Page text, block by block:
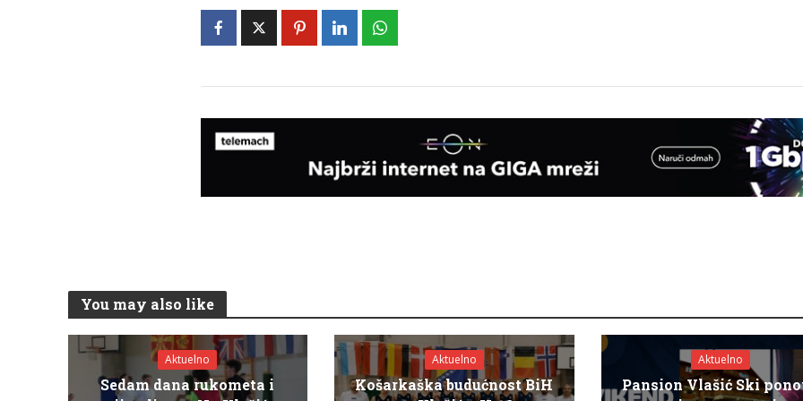
You may also like
Aktuelno
Sedam dana rukometa i
Aktuelno
Košarkaška budućnost BiH
Aktuelno
Pansion Vlašić Ski